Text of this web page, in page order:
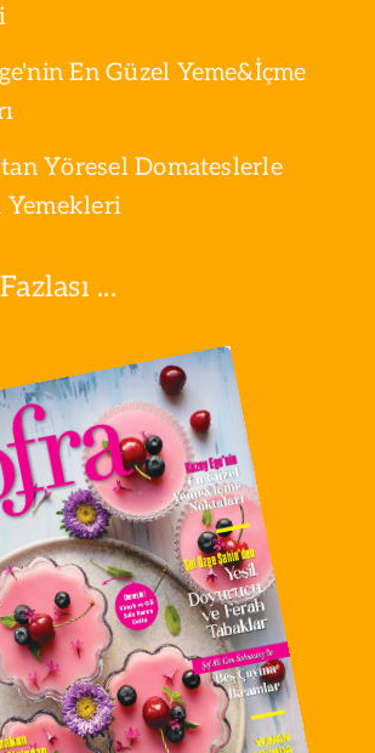
En Güzel Yeme&İçme
Yöresel Domateslerle
...